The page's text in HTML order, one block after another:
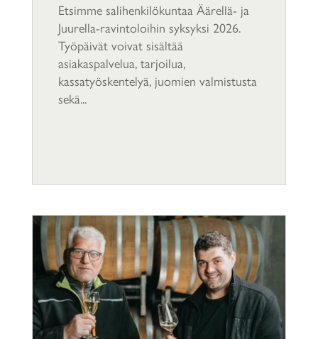
Etsimme salihenkilökuntaa Äärellä- ja
Juurella-ravintoloihin syksyksi 2026.
Työpäivät voivat sisältää
asiakaspalvelua, tarjoilua,
kassatyöskentelyä, juomien valmistusta
sekä...